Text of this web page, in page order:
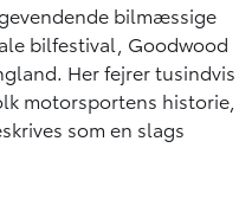
bilmæssige
bilfestival, Goodwood
Her fejrer tusindvis
motorsportens historie,
som en slags